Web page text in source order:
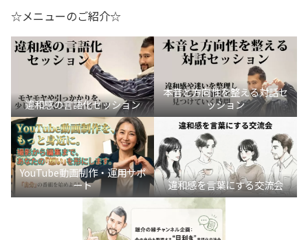
☆メニューのご紹介☆
違和感の言語化セッション
本音と方向性を整える対話セ
ッション
YouTube動画制作・運用サポ
ート
違和感を言葉にする交流会